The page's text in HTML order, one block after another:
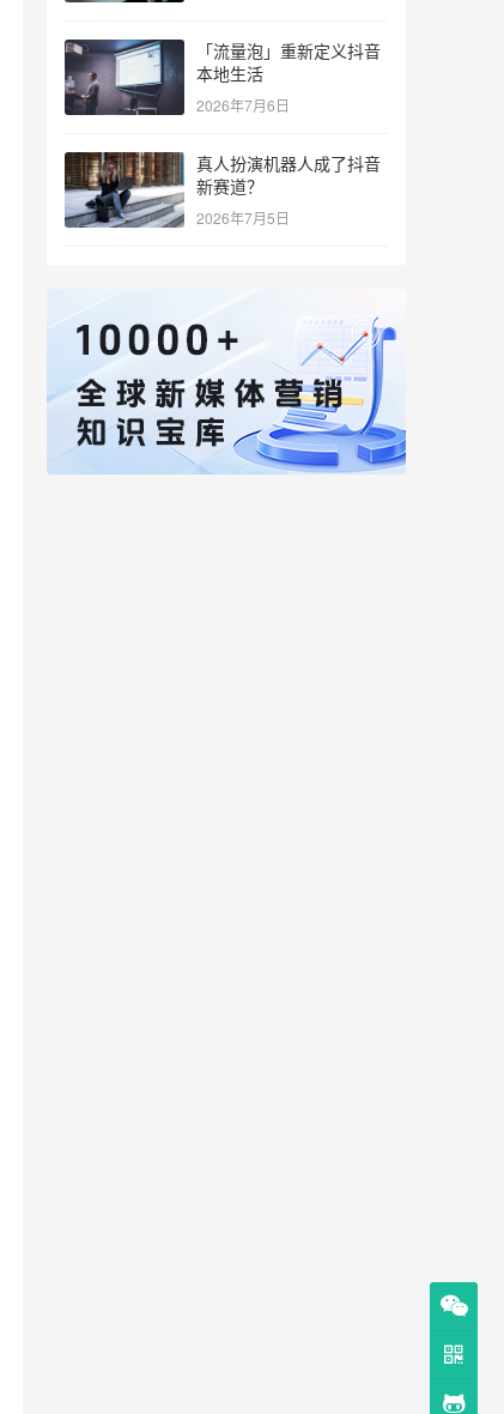
「流量泡」重新定义抖音
本地生活
2026年7月6日
真人扮演机器人成了抖音
新赛道？
2026年7月5日